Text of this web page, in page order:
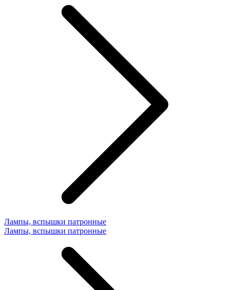
Лампы, вспышки патронные
Лампы, вспышки патронные